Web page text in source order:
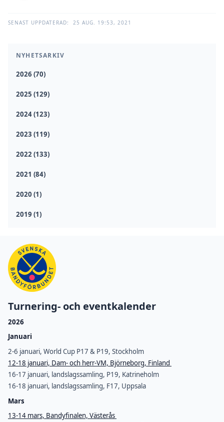
NYHETSARKIV
2026 (70)
2025 (129)
2024 (123)
2023 (119)
2022 (133)
2021 (84)
2020 (1)
2019 (1)
SENAST UPPDATERAD: 25 AUG. 19:53, 2021
Turnering- och eventkalender
2026
Januari
2-6 januari, World Cup P17 & P19, Stockholm
12-18 januari, Dam- och herr-VM, Björneborg, Finland
16-17 januari, landslagssamling, P19, Katrineholm
16-18 januari, landslagssamling, F17, Uppsala
Mars
13-14 mars, Bandyfinalen, Västerås